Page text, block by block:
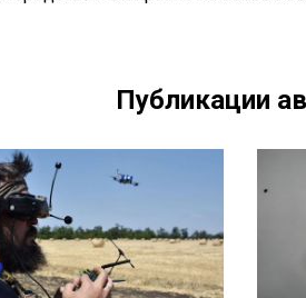
Публикации